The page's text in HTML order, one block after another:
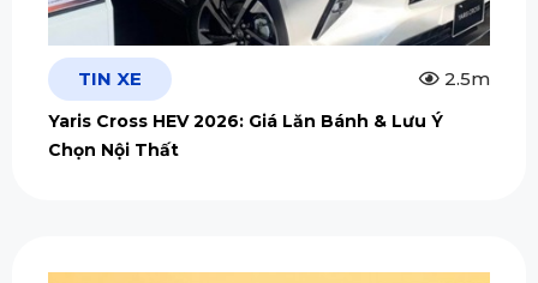
TIN XE 2.5m
Yaris Cross HEV 2026: Giá Lăn Bánh & Lưu Ý
Chọn Nội Thất